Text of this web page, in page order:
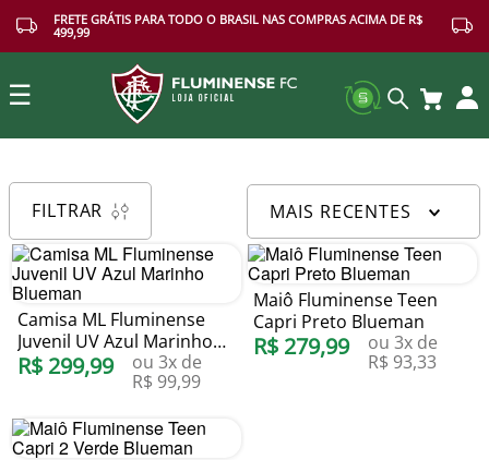
FRETE GRÁTIS PARA TODO O BRASIL NAS COMPRAS ACIMA DE R$
499,99
☰
FILTRAR MAIS RECENTES
Camisa ML Fluminense
Juvenil UV Azul Marinho
Blueman
R$ 299,99 ou 3x de
R$ 99,99
Maiô Fluminense Teen
Capri Preto Blueman
R$ 279,99 ou 3x de
R$ 93,33